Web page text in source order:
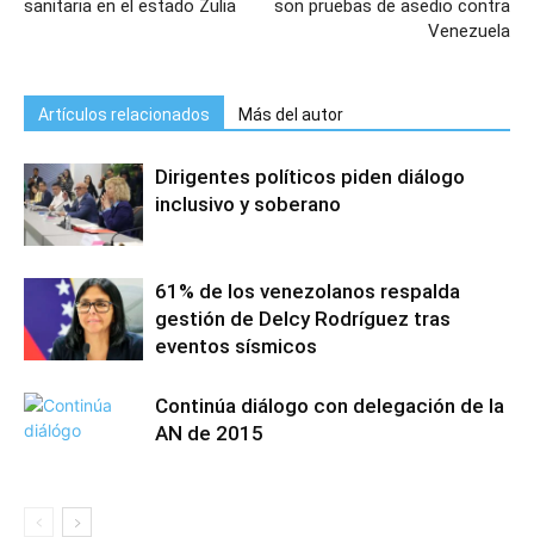
sanitaria en el estado Zulia
son pruebas de asedio contra
Venezuela
Artículos relacionados Más del autor
Dirigentes políticos piden diálogo
inclusivo y soberano
61% de los venezolanos respalda
gestión de Delcy Rodríguez tras
eventos sísmicos
Continúa diálogo con delegación de la
AN de 2015